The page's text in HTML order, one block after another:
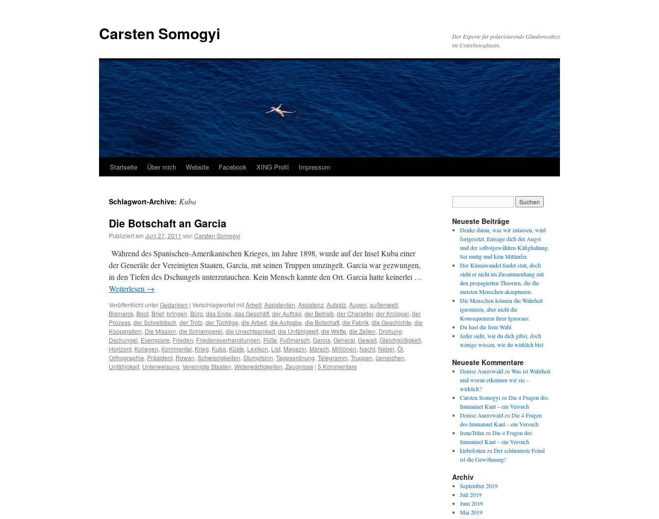
Carsten Somogyi
Der Experte für polarisierende Glaubenssätze
im Unterbewußtsein.
Zum
springen
Startseite Über mich Website Facebook XING Profil Impressum
Schlagwort-Archive: Kuba
Die Botschaft an Garcia
Publiziert am Juni 27, 2011 von Carsten Somogyi
Während des Spanischen-Amerikanischen Krieges, im Jahre 1898, wurde auf der Insel Kuba einer
der Generäle der Vereinigten Staaten, Garcia, mit seinen Truppen umzingelt. Garcia war gezwungen,
in den Tiefen des Dschungels unterzutauchen. Kein Mensch kannte den Ort. Garcia hatte keinerlei …
Weiterlesen →
Veröffentlicht unterGedanken | Verschlagwortet mitArbeit, Assistenten, Assistenz, Aufsatz, Augen, außenwelt,
Bismarck, Boot, Brief, bringen, Büro, das Ende, das Geschäft, der Auftrag, der Betrieb, der Charakter, der Knüppel, der
Prozess, der Schreibtisch, der Trotz, der Tüchtige, die Arbeit, die Aufgabe, die Botschaft, die Fabrik, die Geschichte, die
Kooperation, Die Mission, die Schlamperei, die Unachtsamkeit, die Unfähigkeit, die Wette, die Zeiten, Drohung,
Dschungel, Exemplare, Frieden, Friedensverhandlungen, Füße, Fußmarsch, Garcia, General, Gewalt, Gleichgültigkeit,
Horizont, Kollegen, Kommentar, Krieg, Kuba, Küste, Lexikon, List, Magazin, Marsch, Millionen, Nacht, Nebel, Öl,
Orthographie, Präsident, Rowan, Schwierigkeiten, Stumpfsinn, Tagesordnung, Telegramm, Truppen, üerreichen,
Unfähigkeit, Unterweisung, Vereinigte Staaten, Widerwärtigkeiten, Zeugnisse | 5 Kommentare
Neueste Beiträge
Denke daran, was wir zulassen, wird
fortgesetzt. Entsage dich der Angst
und der selbstgewählten Käfighaltung.
Sei mutig und kein Mitläufer.
Der Klimawandel findet statt, doch
steht er nicht im Zusammenhang mit
den propagierten Theorien, die die
meisten Menschen akzeptieren.
Die Menschen können die Wahrheit
ignorieren, aber nicht die
Konsequenzen ihrer Ignoranz
Du hast die freie Wahl
Jeder sieht, wie du dich gibst, doch
wenige wissen, wie du wirklich bist
Neueste Kommentare
Denise Auerswaldzu Was ist Wahrheit
und woran erkennen wir sie –
wirklich?
Carsten Somogyizu Die 4 Fragen des
Immanuel Kant – ein Versuch
Denise Auerswaldzu Die 4 Fragen
des Immanuel Kant – ein Versuch
IreneTrilmzu Die 4 Fragen des
Immanuel Kant – ein Versuch
klebefolien zu Der schlimmste Feind
ist die Gewöhnung!
Archiv
September 2019
Juli 2019
Juni 2019
Mai 2019